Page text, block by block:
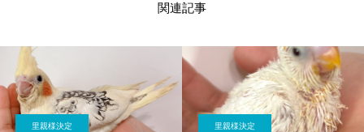
関連記事
里親様決定 里親様決定